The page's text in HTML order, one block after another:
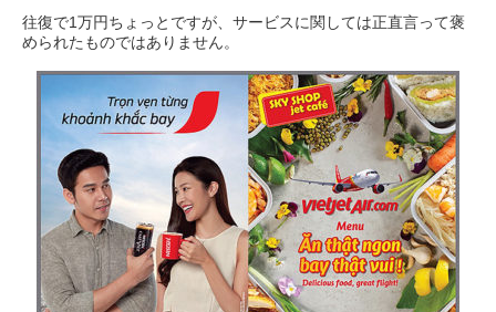
往復で1万円ちょっとですが、サービスに関しては正直言って褒
められたものではありません。